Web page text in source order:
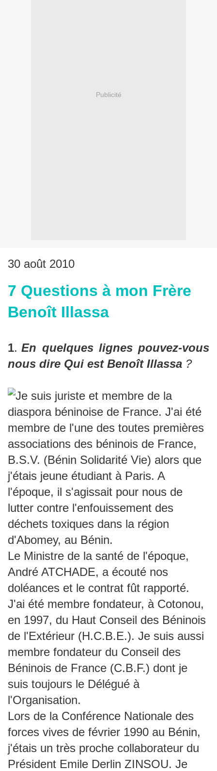
Publicité
30 août 2010
7 Questions à mon Frère
Benoît Illassa
1. En quelques lignes pouvez-vous
nous dire Qui est Benoît Illassa ?
Je suis juriste et membre de la
diaspora béninoise de France. J'ai été
membre de l'une des toutes premières
associations des béninois de France,
B.S.V. (Bénin Solidarité Vie) alors que
j'étais jeune étudiant à Paris. A
l'époque, il s'agissait pour nous de
lutter contre l'enfouissement des
déchets toxiques dans la région
d'Abomey, au Bénin.
Le Ministre de la santé de l'époque,
André ATCHADE, a écouté nos
doléances et le contrat fût rapporté.
J'ai été membre fondateur, à Cotonou,
en 1997, du Haut Conseil des Béninois
de l'Extérieur (H.C.B.E.). Je suis aussi
membre fondateur du Conseil des
Béninois de France (C.B.F.) dont je
suis toujours le Délégué à
l'Organisation.
Lors de la Conférence Nationale des
forces vives de février 1990 au Bénin,
j'étais un très proche collaborateur du
Président Emile Derlin ZINSOU. Je